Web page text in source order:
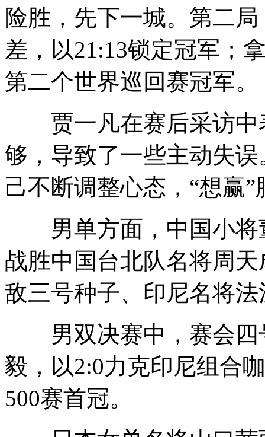
险胜，先下一城。第二
差，以21:13锁定冠军；
第二个世界巡回赛冠军。
贾一凡在赛后采访中
够，导致了一些主动失
己不断调整心态，“想赢”
男单方面，中国小将
战胜中国台北队名将周
敌三号种子、印尼名将
男双决赛中，赛会四
毅，以2:0力克印尼组合
500赛首冠。